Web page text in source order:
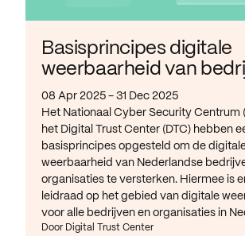
Basisprincipes digitale
weerbaarheid van
08 Apr 2025 - 31 Dec 2025
Het Nationaal Cyber Security Centrum
het Digital Trust Center (DTC) hebben
basisprincipes opgesteld om de
weerbaarheid van Nederlandse
organisaties te versterken. Hiermee is
leidraad op het gebied van digitale
voor alle bedrijven en organisaties in
Door Digital Trust Center